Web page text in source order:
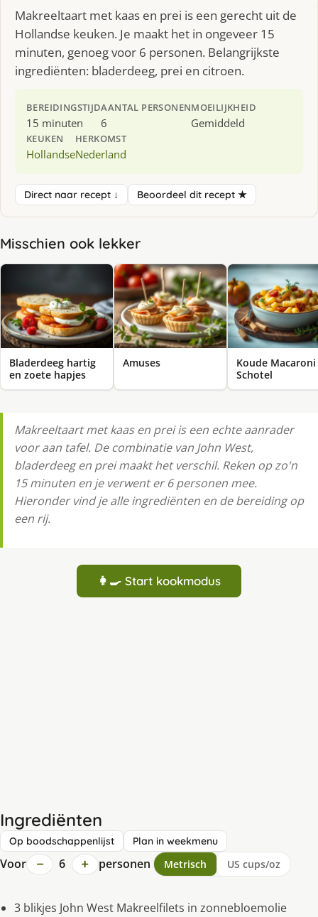
Makreeltaart met kaas en prei is een gerecht uit de
Hollandse keuken. Je maakt het in ongeveer 15
minuten, genoeg voor 6 personen. Belangrijkste
ingrediënten: bladerdeeg, prei en citroen.
BEREIDINGSTIJD
15 minuten
AANTAL PERSONEN
6
MOEILIJKHEID
Gemiddeld
KEUKEN
Hollandse
HERKOMST
Nederland
Direct naar recept ↓ Beoordeel dit recept ★
Misschien ook lekker
Bladerdeeg hartig
en zoete hapjes
Amuses
Koude Macaroni
Schotel
Makreeltaart met kaas en prei is een echte aanrader
voor aan tafel. De combinatie van John West,
bladerdeeg en prei maakt het verschil. Reken op zo'n
15 minuten en je verwent er 6 personen mee.
Hieronder vind je alle ingrediënten en de bereiding op
een rij.
👩‍🍳 Start kookmodus
Ingrediënten
Op boodschappenlijst Plan in weekmenu
Voor − 6 + personen Metrisch US cups/oz
3 blikjes John West Makreelfilets in zonnebloemolie